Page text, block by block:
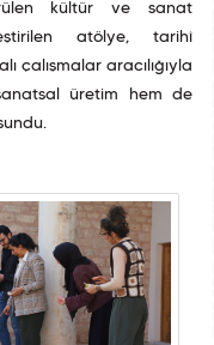
kültür ve sanat
atölye, tarihî
çalışmalar aracılığıyla
üretim hem de